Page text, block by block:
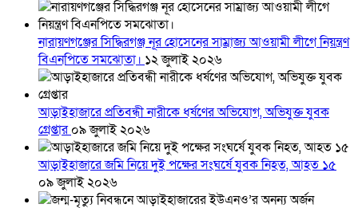
নারায়ণগঞ্জের সিদ্ধিরগঞ্জ নূর হোসেনের সাম্রাজ্য আওয়ামী লীগে নিয়ন্ত্রণ
বিএনপিতে সমঝোতা। ১২ জুলাই ২০২৬
আড়াইহাজারে প্রতিবন্ধী নারীকে ধর্ষণের অভিযোগ, অভিযুক্ত যুবক
গ্রেপ্তার০৯ জুলাই ২০২৬
আড়াইহাজারে জমি নিয়ে দুই পক্ষের সংঘর্ষে যুবক নিহত, আহত ১৫
০৯ জুলাই ২০২৬